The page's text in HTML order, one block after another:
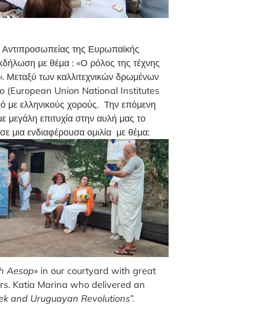
της Ευρωπαϊκής
με θέμα : «Ο ρόλος της τέχνης
Μεταξύ των καλλιτεχνικών δρωμένων
(European Union National Institutes
με ελληνικούς χορούς. Την επόμενη
μεγάλη επιτυχία στην αυλή μας το
μια ενδιαφέρουσα ομιλία με θέμα:
Aesop» in our courtyard with great
Katia Marina who delivered an
and Uruguayan Revolutions”.